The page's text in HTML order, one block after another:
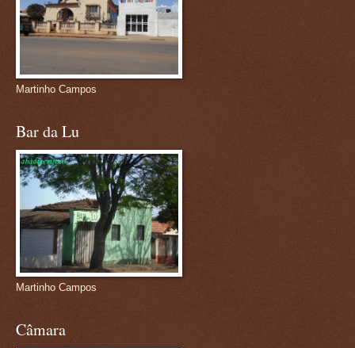
Martinho Campos
Bar da Lu
Martinho Campos
Câmara